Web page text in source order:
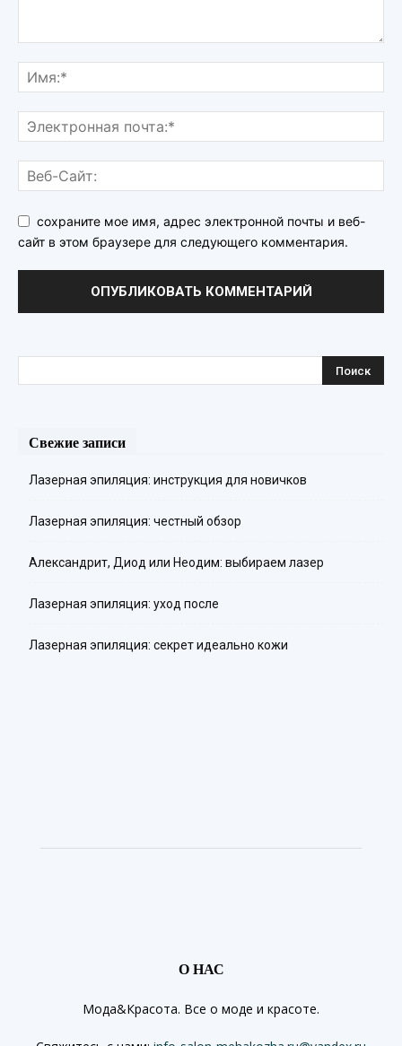
сохраните мое имя, адрес электронной почты и веб-
сайт в этом браузере для следующего комментария.
Свежие записи
Лазерная эпиляция: инструкция для новичков
Лазерная эпиляция: честный обзор
Александрит, Диод или Неодим: выбираем лазер
Лазерная эпиляция: уход после
Лазерная эпиляция: секрет идеально кожи
О НАС
Мода&Красота. Все о моде и красоте.